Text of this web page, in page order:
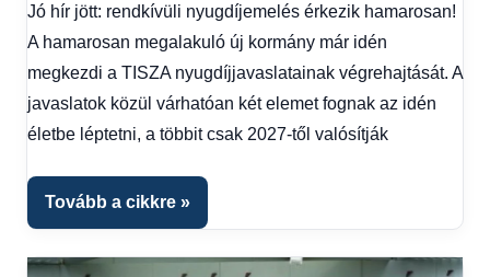
Gazdaság,
Hírek,
Színes
hírek
Jó hír jött: rendkívüli nyugdíjemelés érkezik hamarosan!
A hamarosan megalakuló új kormány már idén
megkezdi a TISZA nyugdíjjavaslatainak végrehajtását. A
javaslatok közül várhatóan két elemet fognak az idén
életbe léptetni, a többit csak 2027-től valósítják
Tovább a cikkre